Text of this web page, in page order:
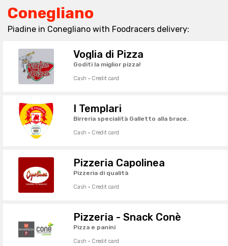
Conegliano
Piadine in Conegliano with Foodracers delivery:
Voglia di Pizza
Goditi la miglior pizza!
Cash · Credit card
I Templari
Birreria specialità Galletto alla brace.
Cash · Credit card
Pizzeria Capolinea
Pizzeria di qualità
Cash · Credit card
Pizzeria - Snack Conè
Pizza e panini
Cash · Credit card